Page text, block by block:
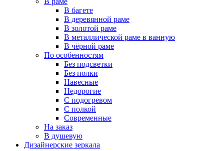
В багете
В деревянной раме
В золотой раме
В металлической раме в ванную
В чёрной раме
По особенностям
Без подсветки
Без полки
Навесные
Недорогие
С подогревом
С полкой
Современные
На заказ
В душевую
Дизайнерские зеркала